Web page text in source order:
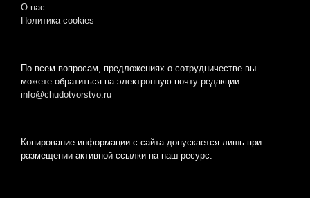
О нас
Пoлитикa cookies
По всем вопросам, предложениях о сотрудничестве вы
можете обратиться на электронную почту редакции:
info@chudotvorstvo.ru
Копирование информации с сайта допускается лишь при
размещении активной ссылки на наш ресурс.